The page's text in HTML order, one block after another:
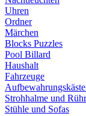
Uhren
Ordner
Märchen
Blocks Puzzles
Pool Billard
Haushalt
Fahrzeuge
Strohhalme und
Stühle und Sofas